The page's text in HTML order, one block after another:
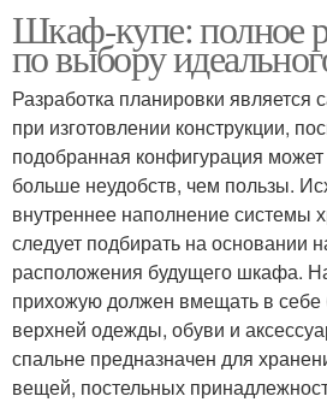
Шкаф-купе: полное
по выбору
Разработка планировки
при изготовлении конструкции,
подобранная конфигурация может
больше неудобств, чем пользы.
внутреннее наполнение системы
следует подбирать на основании
расположения будущего шкафа.
прихожую должен вмещать в себе
верхней одежды, обуви и
спальне предназначен для
вещей, постельных